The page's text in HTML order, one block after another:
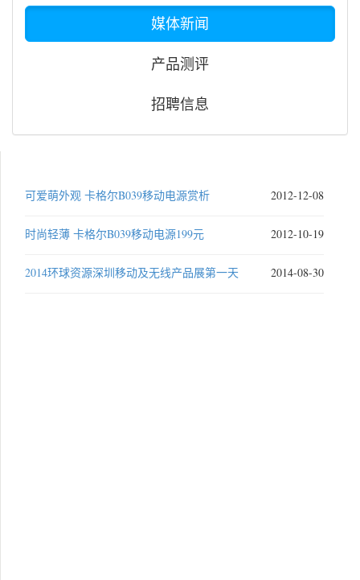
媒体新闻
产品测评
招聘信息
可爱萌外观 卡格尔B039移动电源赏析 2012-12-08
时尚轻薄 卡格尔B039移动电源199元 2012-10-19
2014环球资源深圳移动及无线产品展第一天 2014-08-30